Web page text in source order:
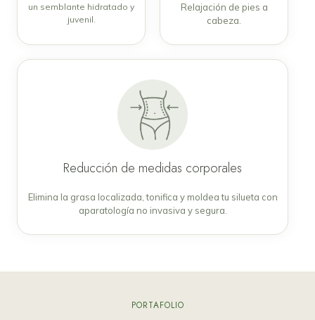
un semblante hidratado y
juvenil.
Relajación de pies a
cabeza.
Reducción de medidas corporales
Elimina la grasa localizada, tonifica y moldea tu silueta con
aparatología no invasiva y segura.
PORTAFOLIO